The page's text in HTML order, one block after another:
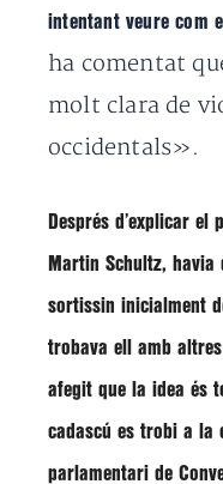
intentant veure com
ha comentat
molt clara de
occidentals».
Després d’explicar el
Martin Schultz, havia
sortissin inicialment
trobava ell amb
afegit que la idea és
cadascú es trobi a la
parlamentari de